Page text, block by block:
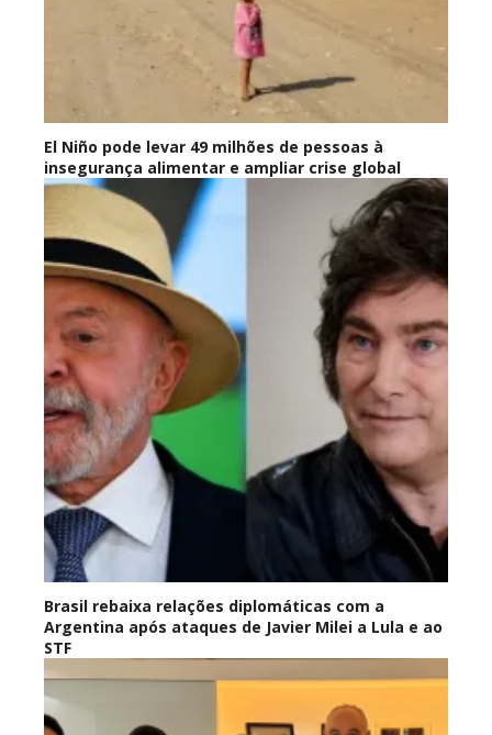
El Niño pode levar 49 milhões de pessoas à
insegurança alimentar e ampliar crise global
Brasil rebaixa relações diplomáticas com a
Argentina após ataques de Javier Milei a Lula e ao
STF